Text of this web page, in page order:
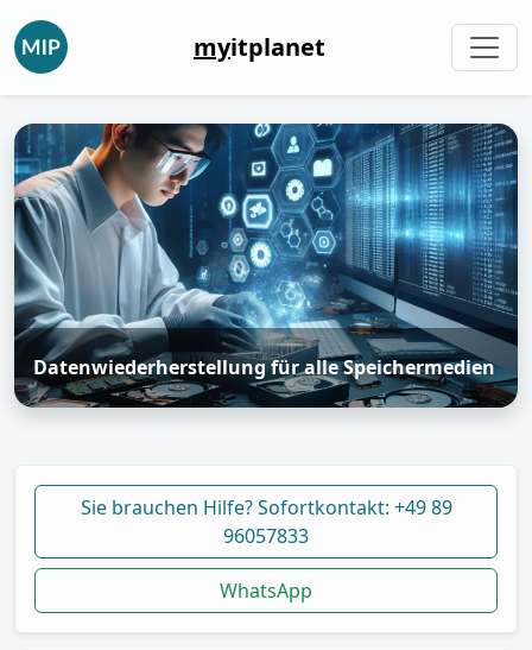
myitplanet
Datenwiederherstellung für alle Speichermedien
Sie brauchen Hilfe? Sofortkontakt: +49 89
96057833
WhatsApp